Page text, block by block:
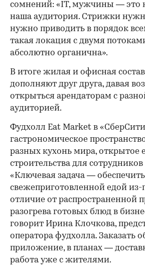
сомнений: «IT, мужчины — это
наша аудитория. Стрижки
нужно приводить в порядок
такая локация с двумя
абсолютно органична».
В итоге жилая и офисная
дополняют друг друга, давая
открыться арендаторам с
аудиторией.
Фудхолл Eat Market в
гастрономическое
разных кухонь мира, открытое
строительства для
«Ключевая задача —
свежеприготовленной едой из-
отличие от распространенной
разогрева готовых блюд в
говорит Ирина Клочкова,
оператора фудхолла. Заказать
приложение, в планах —
работа уже с жителями.